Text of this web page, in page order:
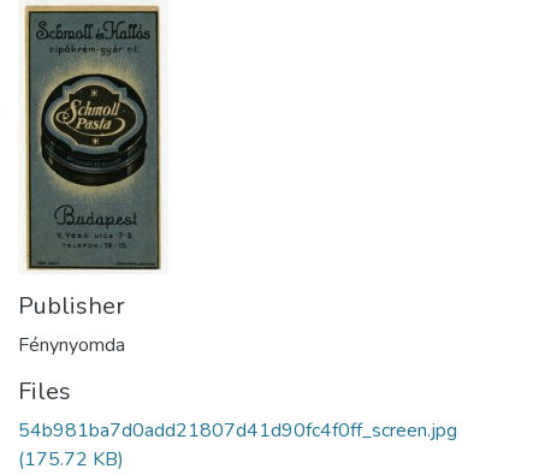
About us
Publisher
Fénynyomda
Files
54b981ba7d0add21807d41d90fc4f0ff_screen.jpg
(175.72 KB)